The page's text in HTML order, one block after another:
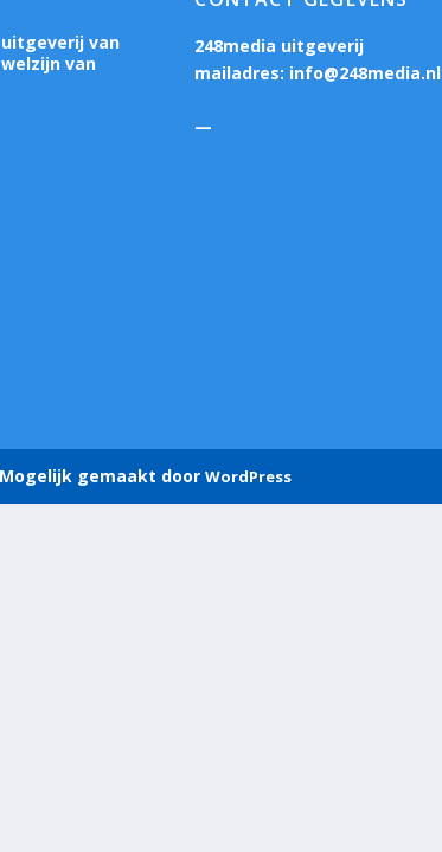
van
van
248media uitgeverij
mailadres: info@248media.nl
—
gemaakt doorWordPress